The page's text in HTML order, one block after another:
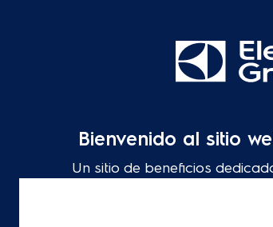
Bienvenido al sitio
Un sitio de beneficios